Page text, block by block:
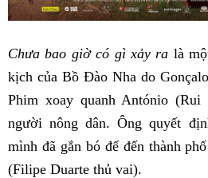
Chưa bao giờ có gì xảy ra là
kịch của Bồ Đào Nha do
Phim xoay quanh António
người nông dân. Ông quyết
mình đã gắn bó để đến thành
(Filipe Duarte thủ vai).